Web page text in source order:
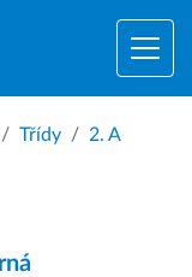
Třídy
2. A